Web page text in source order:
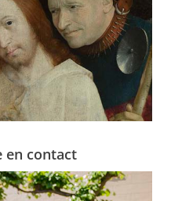
en contact